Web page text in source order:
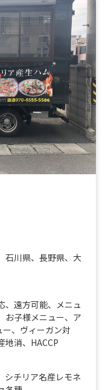
石川県、 長野県、 大
、 遠方可能、 メニュ
お子様メニュー、 ア
ー、 ヴィーガン対
地消、 HACCP
シチリア名産レモネ